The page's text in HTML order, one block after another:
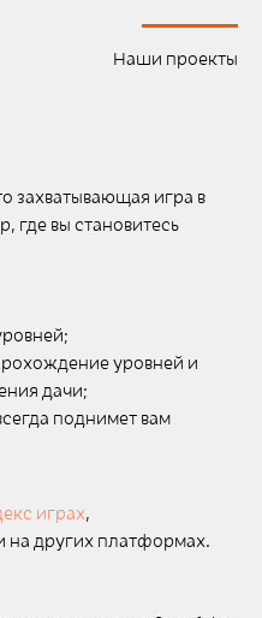
Наши проекты
захватывающая игра в
где вы становитесь
уровней и
дачи;
поднимет вам
играх,
на других платформах.